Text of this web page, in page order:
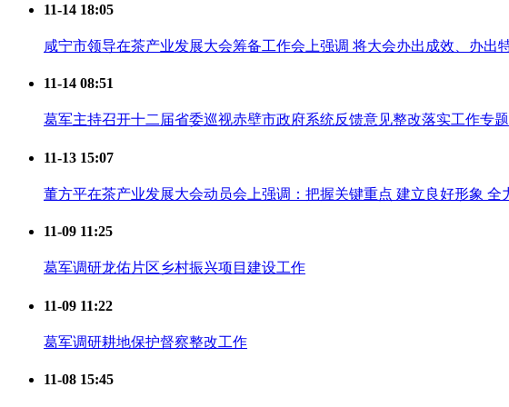
11-14 18:05
咸宁市领导在茶产业发展大会筹备工作会上强调 将大会办出成效、办出特
11-14 08:51
葛军主持召开十二届省委巡视赤壁市政府系统反馈意见整改落实工作专
11-13 15:07
董方平在茶产业发展大会动员会上强调：把握关键重点 建立良好形象 全
11-09 11:25
葛军调研龙佑片区乡村振兴项目建设工作
11-09 11:22
葛军调研耕地保护督察整改工作
11-08 15:45